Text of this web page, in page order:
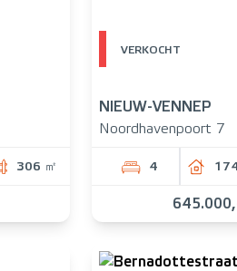
306 ㎡
VERKOCHT
NIEUW-VENNEP
Noordhavenpoort 7
4